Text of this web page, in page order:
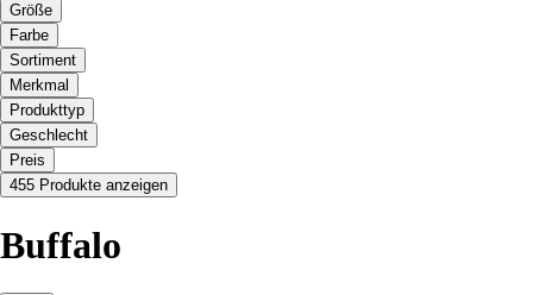
Größe
Farbe
Sortiment
Merkmal
Produkttyp
Geschlecht
Preis
455 Produkte anzeigen
Buffalo